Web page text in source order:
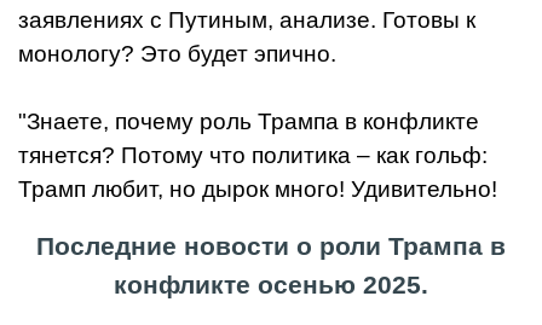
заявлениях с Путиным, анализе. Готовы к
монологу? Это будет эпично.
"Знаете, почему роль Трампа в конфликте
тянется? Потому что политика – как гольф:
Трамп любит, но дырок много! Удивительно!
Последние новости о роли Трампа в
конфликте осенью 2025.